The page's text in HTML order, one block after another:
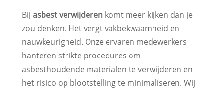
Bij asbest verwijderenkomt meer kijken dan je
zou denken. Het vergt vakbekwaamheid en
nauwkeurigheid. Onze ervaren medewerkers
hanteren strikte procedures om
asbesthoudende materialen te verwijderen en
het risico op blootstelling te minimaliseren. Wij